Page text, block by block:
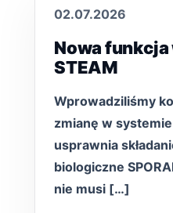
02.07.2026
Nowa
STEAM
Wprowadziliśmy
zmianę w
usprawnia
biologiczne
nie musi […]